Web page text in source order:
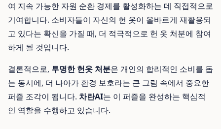
여 지속 가능한 자원 순환 경제를 활성화하는 데 직접적으로
기여합니다. 소비자들이 자신의 헌 옷이 올바르게 재활용되
고 있다는 확신을 가질 때, 더 적극적으로 헌 옷 처분에 참여
하게 될 것입니다.
결론적으로, 투명한 헌옷 처분은 개인의 합리적인 소비를 돕
는 동시에, 더 나아가 환경 보호라는 큰 그림 속에서 중요한
퍼즐 조각이 됩니다. 차란AI는 이 퍼즐을 완성하는 핵심적
인 역할을 수행하고 있습니다.